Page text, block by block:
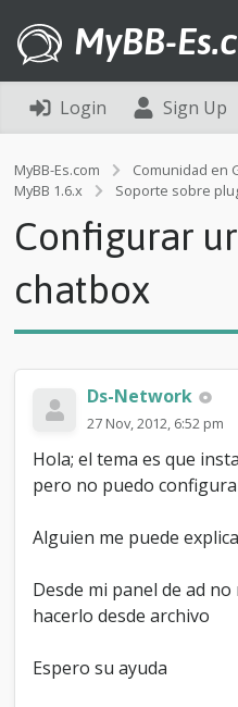
MyBB-
Login Sign Up
MyBB-Es.com Comunidad en
MyBB 1.6.x
Soporte sobre
Configurar
chatbox
Ds-Network
27 Nov, 2012, 6:52 pm
Hola; el tema es que
pero no puedo
Alguien me puede
Desde mi panel de ad
hacerlo desde archivo
Espero su ayuda